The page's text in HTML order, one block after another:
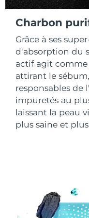
Charbon
Grâce à ses
d'absorption du
actif agit
attirant le
responsables de
impuretés au
laissant la peau
plus saine et
R.A.S. chinoise de
Malaisie
Malte
Mexique
Monaco
Norvège
Oman